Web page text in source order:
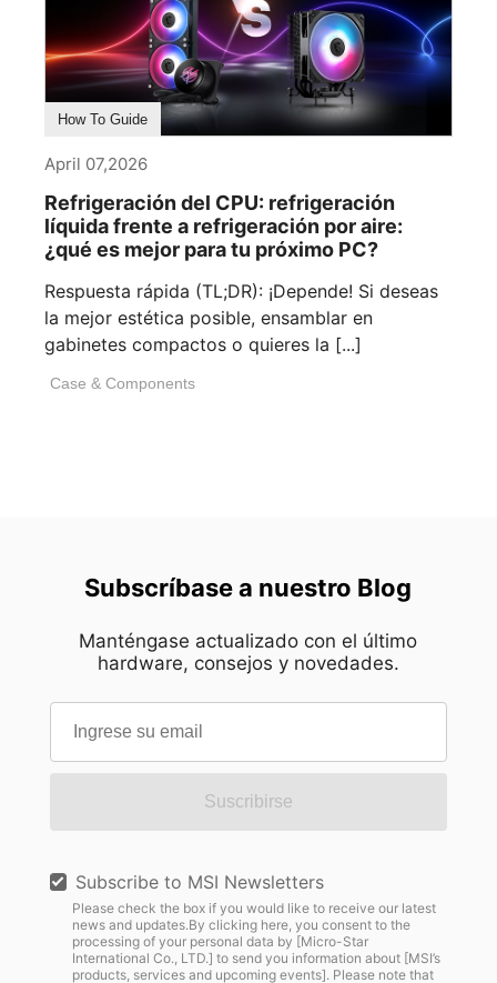
How To Guide
April 07,2026
Refrigeración del CPU: refrigeración
líquida frente a refrigeración por aire:
¿qué es mejor para tu próximo PC?
Respuesta rápida (TL;DR): ¡Depende! Si deseas
la mejor estética posible, ensamblar en
gabinetes compactos o quieres la [...]
Case & Components
Subscríbase a nuestro Blog
Manténgase actualizado con el último
hardware, consejos y novedades.
Suscribirse
Subscribe to MSI Newsletters
Please check the box if you would like to receive our latest
news and updates.By clicking here, you consent to the
processing of your personal data by [Micro-Star
International Co., LTD.] to send you information about [MSI’s
products, services and upcoming events]. Please note that